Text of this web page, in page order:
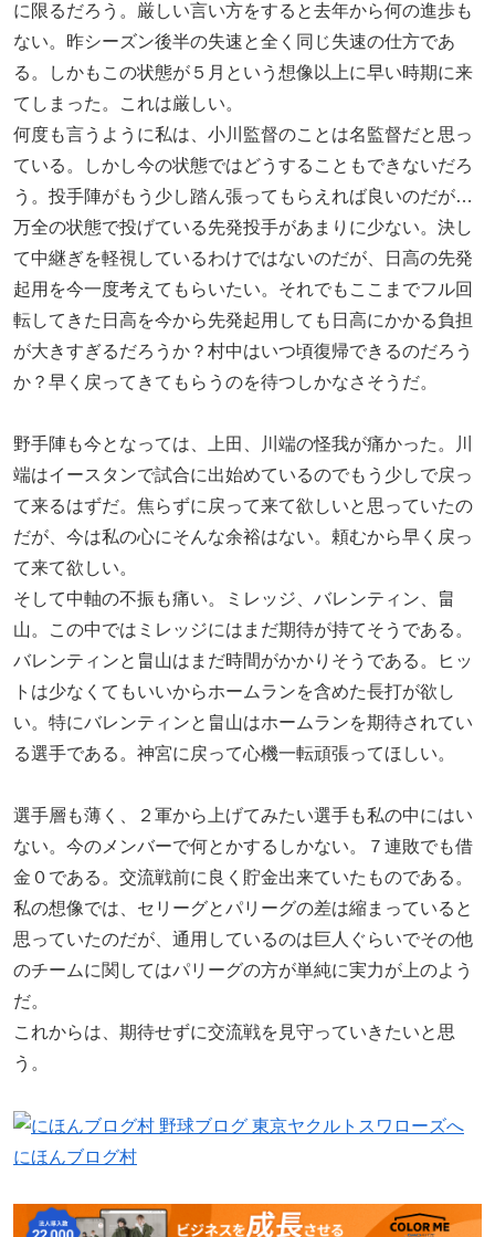
に限るだろう。厳しい言い方をすると去年から何の進歩も
ない。昨シーズン後半の失速と全く同じ失速の仕方であ
る。しかもこの状態が５月という想像以上に早い時期に来
てしまった。これは厳しい。
何度も言うように私は、小川監督のことは名監督だと思っ
ている。しかし今の状態ではどうすることもできないだろ
う。投手陣がもう少し踏ん張ってもらえれば良いのだが…
万全の状態で投げている先発投手があまりに少ない。決し
て中継ぎを軽視しているわけではないのだが、日高の先発
起用を今一度考えてもらいたい。それでもここまでフル回
転してきた日高を今から先発起用しても日高にかかる負担
が大きすぎるだろうか？村中はいつ頃復帰できるのだろう
か？早く戻ってきてもらうのを待つしかなさそうだ。
野手陣も今となっては、上田、川端の怪我が痛かった。川
端はイースタンで試合に出始めているのでもう少しで戻っ
て来るはずだ。焦らずに戻って来て欲しいと思っていたの
だが、今は私の心にそんな余裕はない。頼むから早く戻っ
て来て欲しい。
そして中軸の不振も痛い。ミレッジ、バレンティン、畠
山。この中ではミレッジにはまだ期待が持てそうである。
バレンティンと畠山はまだ時間がかかりそうである。ヒッ
トは少なくてもいいからホームランを含めた長打が欲し
い。特にバレンティンと畠山はホームランを期待されてい
る選手である。神宮に戻って心機一転頑張ってほしい。
選手層も薄く、２軍から上げてみたい選手も私の中にはい
ない。今のメンバーで何とかするしかない。７連敗でも借
金０である。交流戦前に良く貯金出来ていたものである。
私の想像では、セリーグとパリーグの差は縮まっていると
思っていたのだが、通用しているのは巨人ぐらいでその他
のチームに関してはパリーグの方が単純に実力が上のよう
だ。
これからは、期待せずに交流戦を見守っていきたいと思
う。
にほんブログ村